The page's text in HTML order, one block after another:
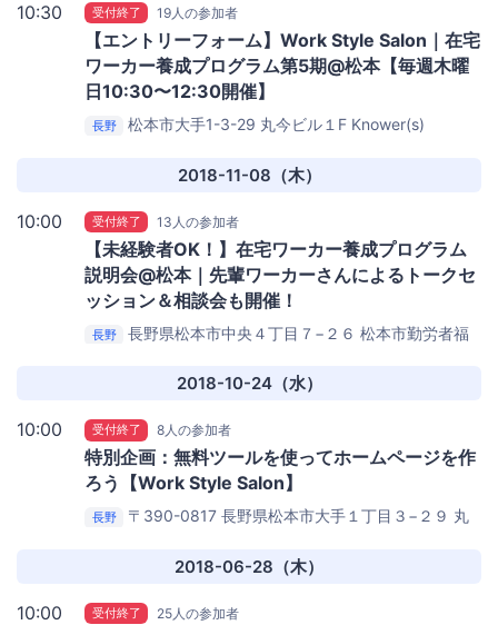
10:30 受付終了 19人の参加者
【エントリーフォーム】Work Style Salon｜在宅
ワーカー養成プログラム第5期@松本【毎週木曜
日10:30〜12:30開催】
長野 松本市大手1-3-29 丸今ビル１F Knower(s)
2018-11-08（木）
10:00 受付終了 13人の参加者
【未経験者OK！】在宅ワーカー養成プログラム
説明会@松本｜先輩ワーカーさんによるトークセ
ッション＆相談会も開催！
長野 長野県松本市中央４丁目７−２６ 松本市勤労者福
2018-10-24（水）
10:00 受付終了 8人の参加者
特別企画：無料ツールを使ってホームページを作
ろう【Work Style Salon】
長野
〒390-0817 長野県松本市大手１丁目３−２９ 丸
2018-06-28（木）
10:00 受付終了 25人の参加者